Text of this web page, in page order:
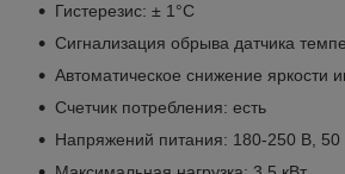
Гистерезис: ± 1°С
Сигнализация обрыва датчика
Автоматическое снижение яркости
Счетчик потребления: есть
Напряжений питания: 180-250 В, 50